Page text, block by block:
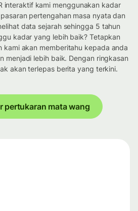
interaktif kami menggunakan kadar
pertengahan masa nyata dan
data sejarah sehingga 5 tahun
kadar yang lebih baik? Tetapkan
kami akan memberitahu kepada anda
menjadi lebih baik. Dengan ringkasan
akan terlepas berita yang terkini.
pertukaran mata wang